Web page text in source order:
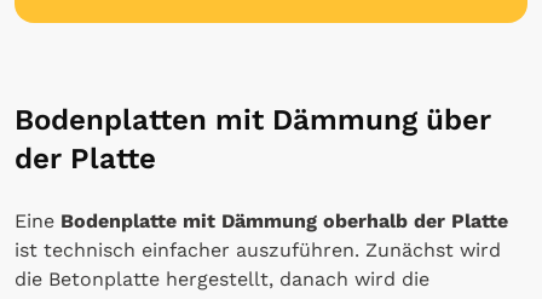
Bodenplatten mit Dämmung über
der Platte
Eine Bodenplatte mit Dämmung oberhalb der Platte
ist technisch einfacher auszuführen. Zunächst wird
die Betonplatte hergestellt, danach wird die